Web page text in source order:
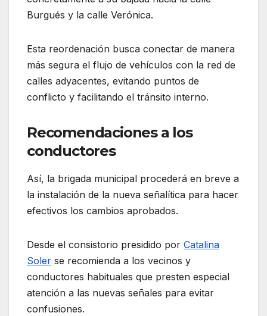
Burgués y la calle Verónica.
Esta reordenación busca conectar de manera
más segura el flujo de vehículos con la red de
calles adyacentes, evitando puntos de
conflicto y facilitando el tránsito interno.
Recomendaciones a los
conductores
Así, la brigada municipal procederá en breve a
la instalación de la nueva señalítica para hacer
efectivos los cambios aprobados.
Desde el consistorio presidido por Catalina
Soler se recomienda a los vecinos y
conductores habituales que presten especial
atención a las nuevas señales para evitar
confusiones.